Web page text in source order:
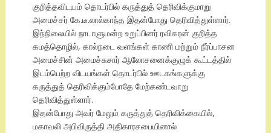
குறித்தவிடயம் தொடர்பில் கருத்துத் தெரிவிக்குமாறு
அமைச்சர் கே.டீ.லால்காந்த இதன்போது தெரிவித்துள்ளார்.
இந்நிலையில் நாடாளுமன்ற உறுப்பினர் ரவிகரன் குறித்த
கமத்தொழில், கால்நடை வளங்கள் காணி மற்றும் நீர்ப்பாசன
அமைச்சின் அமைச்சுசார் ஆலோசனைக்குழுக் கூட்டத்தில்
இடம்பெற்ற விடயங்கள் தொடர்பில் ஊடகங்களுக்கு
கருத்துத் தெரிவிக்கும்போதே மேற்கண்டவாறு
தெரிவித்துள்ளார்.
இதன்போது அவர் மேலும் கருத்துத் தெரிவிக்கையில்,
மகாவலி அபிவிருத்தி அதிகாரசபையினால்